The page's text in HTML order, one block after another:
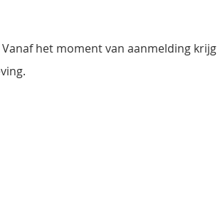
het moment van aanmelding krijg